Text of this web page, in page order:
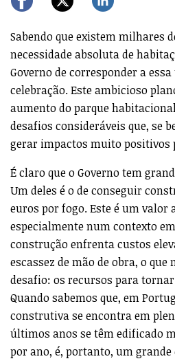
Sabendo que existem milhares
necessidade absoluta de
Governo de corresponder a
celebração. Este ambicioso
aumento do parque
desafios consideráveis que, se
gerar impactos muito positivos
É claro que o Governo tem
Um deles é o de conseguir
euros por fogo. Este é um valor
especialmente num contexto
construção enfrenta custos
escassez de mão de obra, o que
desafio: os recursos para
Quando sabemos que, em
construtiva se encontra em
últimos anos se têm edificado
por ano, é, portanto, um